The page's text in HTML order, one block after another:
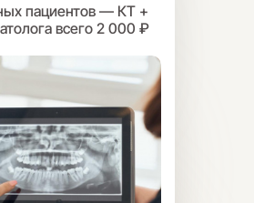
пациентов — КТ +
всего 2 000 ₽